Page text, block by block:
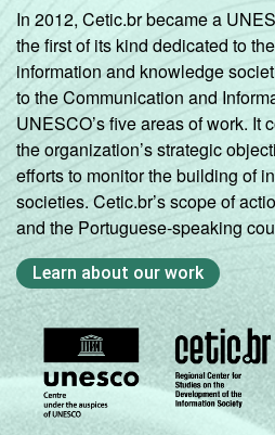
crianças e
Online Brasil 2022.
In 2012, Cetic.br became a
the first of its kind dedicated to
information and knowledge
to the Communication and
UNESCO’s five areas of work. It
the organization’s strategic
efforts to monitor the building of
societies. Cetic.br’s scope of
and the Portuguese-speaking
Learn about our work